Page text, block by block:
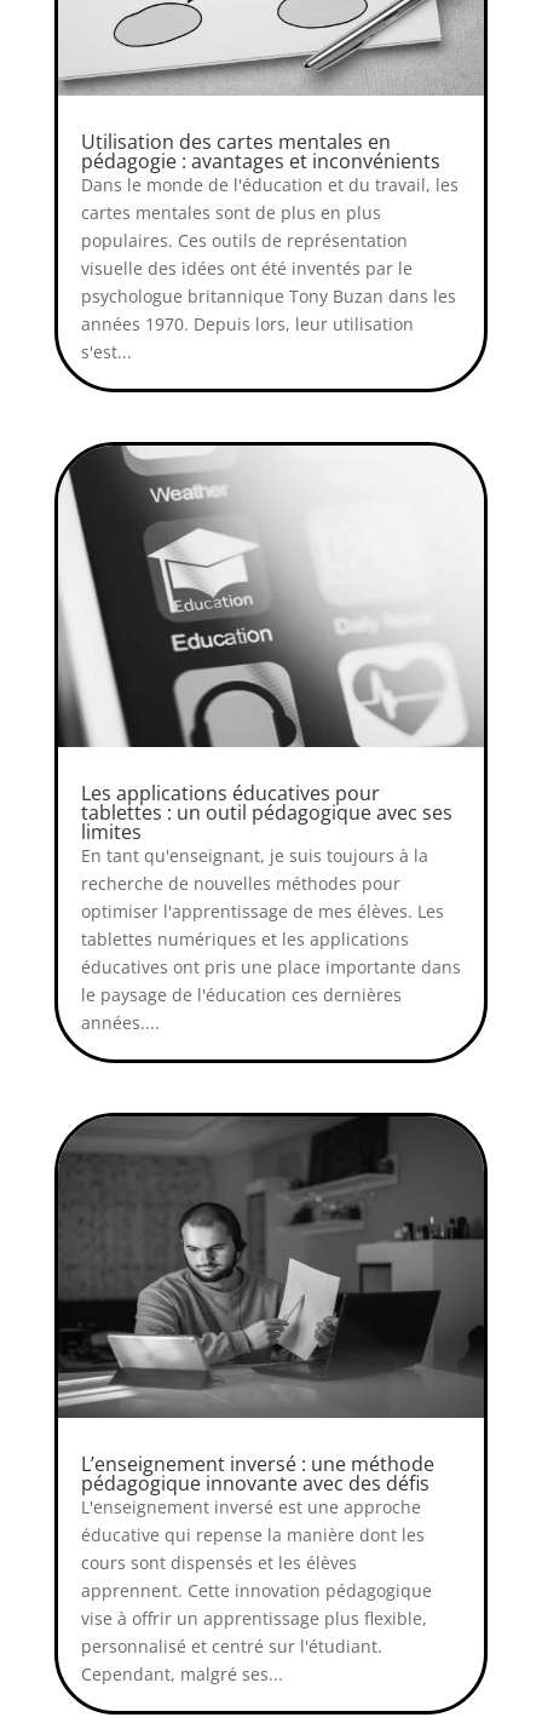
Utilisation des cartes mentales en
pédagogie : avantages et inconvénients
Dans le monde de l'éducation et du travail, les
cartes mentales sont de plus en plus
populaires. Ces outils de représentation
visuelle des idées ont été inventés par le
psychologue britannique Tony Buzan dans les
années 1970. Depuis lors, leur utilisation
s'est...
Les applications éducatives pour
tablettes : un outil pédagogique avec ses
limites
En tant qu'enseignant, je suis toujours à la
recherche de nouvelles méthodes pour
optimiser l'apprentissage de mes élèves. Les
tablettes numériques et les applications
éducatives ont pris une place importante dans
le paysage de l'éducation ces dernières
années....
L’enseignement inversé : une méthode
pédagogique innovante avec des défis
L'enseignement inversé est une approche
éducative qui repense la manière dont les
cours sont dispensés et les élèves
apprennent. Cette innovation pédagogique
vise à offrir un apprentissage plus flexible,
personnalisé et centré sur l'étudiant.
Cependant, malgré ses...